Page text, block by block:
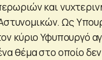
και
Ως
κύριο Υφυπουργό
θέμα στο οποίο